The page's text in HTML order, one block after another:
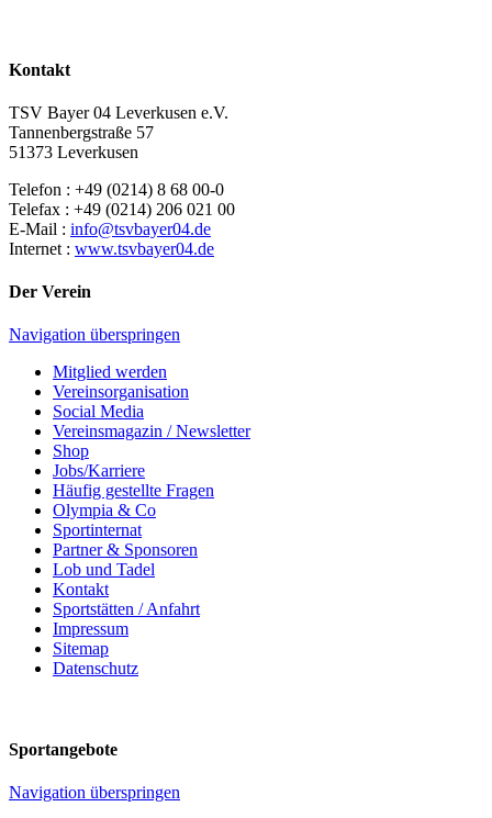
Kontakt
TSV Bayer 04 Leverkusen e.V.
Tannenbergstraße 57
51373 Leverkusen
Telefon : +49 (0214) 8 68 00-0
Telefax : +49 (0214) 206 021 00
E-Mail : info@tsvbayer04.de
Internet : www.tsvbayer04.de
Der Verein
Navigation überspringen
Mitglied werden
Vereinsorganisation
Social Media
Vereinsmagazin / Newsletter
Shop
Jobs/Karriere
Häufig gestellte Fragen
Olympia & Co
Sportinternat
Partner & Sponsoren
Lob und Tadel
Kontakt
Sportstätten / Anfahrt
Impressum
Sitemap
Datenschutz
Sportangebote
Navigation überspringen